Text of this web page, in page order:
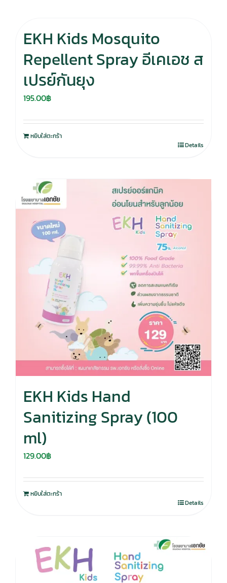
EKH Kids Mosquito
Repellent Spray อีเคเอช ส
เปรย์กันยุง
195.00฿
หยิบใส่ตะกร้า
Details
EKH Kids Hand
Sanitizing Spray (100
ml)
129.00฿
หยิบใส่ตะกร้า
Details